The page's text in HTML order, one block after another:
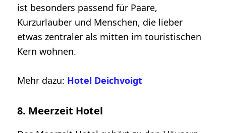
ist besonders passend für Paare,
Kurzurlauber und Menschen, die lieber
etwas zentraler als mitten im touristischen
Kern wohnen.
Mehr dazu: Hotel Deichvoigt
8. Meerzeit Hotel